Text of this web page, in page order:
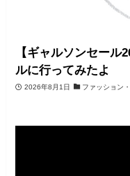
【ギャルソンセー
ルに行ってみたよ
2026年8月1日 ファッション